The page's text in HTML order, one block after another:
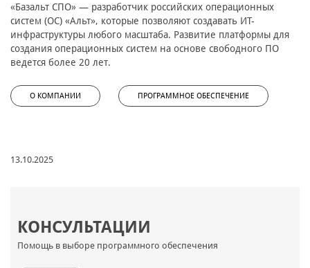
КОНСУЛЬТАЦИИ
Помощь в выборе программного обеспечения
«Базальт СПО» — разработчик российских операционных
систем (ОС) «Альт», которые позволяют создавать ИТ-
инфраструктуры любого масштаба. Развитие платформы для
создания операционных систем на основе свободного ПО
ведется более 20 лет.
О КОМПАНИИ ПРОГРАММНОЕ ОБЕСПЕЧЕНИЕ
13.10.2025